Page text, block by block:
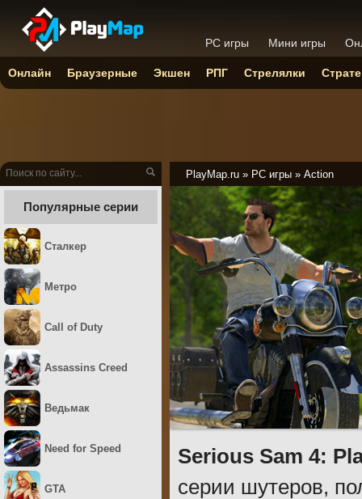
PlayMap.ru » PC игры » Action
Serious Sam 4:
серии шутеров,
Популярные серии
Сталкер
Метро
Call of Duty
Assassins Creed
Ведьмак
Need for Speed
GTA
PC игры Мини игры
Онлайн Браузерные Экшен РПГ Стрелялки